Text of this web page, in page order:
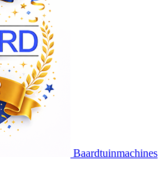
Baardtuinmachines